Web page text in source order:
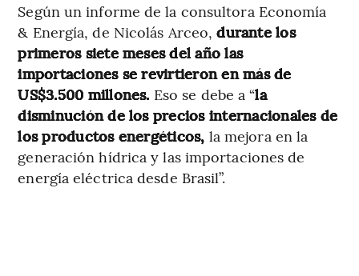
Según un informe de la consultora Economía
& Energía, de Nicolás Arceo,durante los
primeros siete meses del año las
importaciones se revirtieron en más de
US$3.500 millones. Eso se debe a “la
disminución de los precios internacionales de
los productos energéticos, la mejora en la
generación hídrica y las importaciones de
energía eléctrica desde Brasil”.